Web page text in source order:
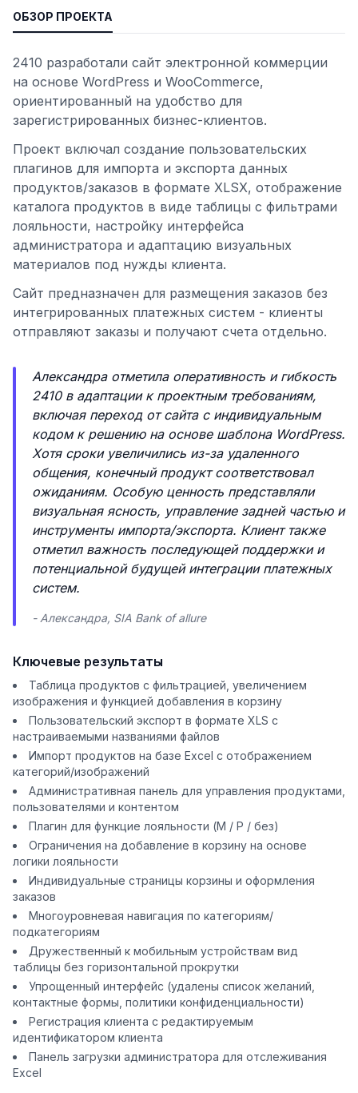
ОБЗОР ПРОЕКТА
2410 разработали сайт электронной коммерции
на основе WordPress и WooCommerce,
ориентированный на удобство для
зарегистрированных бизнес-клиентов.
Проект включал создание пользовательских
плагинов для импорта и экспорта данных
продуктов/заказов в формате XLSX, отображение
каталога продуктов в виде таблицы с фильтрами
лояльности, настройку интерфейса
администратора и адаптацию визуальных
материалов под нужды клиента.
Сайт предназначен для размещения заказов без
интегрированных платежных систем - клиенты
отправляют заказы и получают счета отдельно.
Александра отметила оперативность и гибкость
2410 в адаптации к проектным требованиям,
включая переход от сайта с индивидуальным
кодом к решению на основе шаблона WordPress.
Хотя сроки увеличились из-за удаленного
общения, конечный продукт соответствовал
ожиданиям. Особую ценность представляли
визуальная ясность, управление задней частью и
инструменты импорта/экспорта. Клиент также
отметил важность последующей поддержки и
потенциальной будущей интеграции платежных
систем.
- Александра, SIA Bank of allure
Ключевые результаты
Таблица продуктов с фильтрацией, увеличением
изображения и функцией добавления в корзину
Пользовательский экспорт в формате XLS с
настраиваемыми названиями файлов
Импорт продуктов на базе Excel с отображением
категорий/изображений
Административная панель для управления продуктами,
пользователями и контентом
Плагин для функцие лояльности (M / P / без)
Ограничения на добавление в корзину на основе
логики лояльности
Индивидуальные страницы корзины и оформления
заказов
Многоуровневая навигация по категориям/
подкатегориям
Дружественный к мобильным устройствам вид
таблицы без горизонтальной прокрутки
Упрощенный интерфейс (удалены список желаний,
контактные формы, политики конфиденциальности)
Регистрация клиента с редактируемым
идентификатором клиента
Панель загрузки администратора для отслеживания
Excel